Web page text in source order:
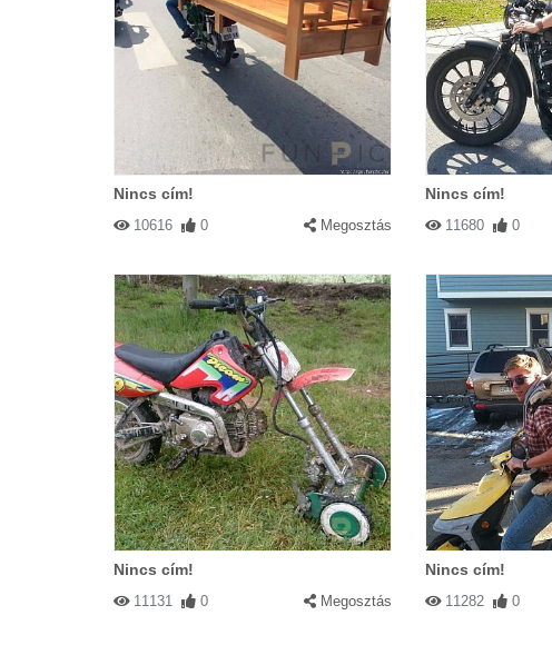
Nincs cím!
10616 0 Megosztás
Nincs cím!
11680 0
Nincs cím!
11131 0 Megosztás
Nincs cím!
11282 0